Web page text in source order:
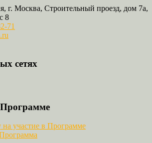
г. Москва, Строительный проезд, дом 7а,
8
71
сетях
на участие в Программе